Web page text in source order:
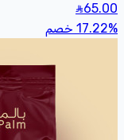
65.00
17.22% خصم